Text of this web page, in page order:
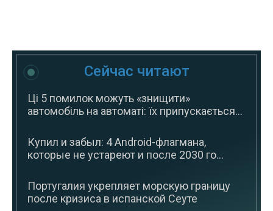
Сейчас читают
Ці 5 помилок можуть «знищити»
автомобіль на автоматі: їх припускається...
Купил и забыл: 4 Android-флагмана,
которые не устареют и после 2030 го...
Португалия укрепляет морскую границу
после кризиса в испанской Сеуте